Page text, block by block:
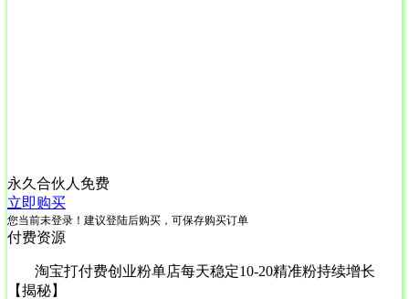
永久合伙人 免费
立即购买
您当前未登录！建议登陆后购买，可保存购买订单
付费资源
淘宝打付费创业粉单店每天稳定10-20精准粉持续增长
【揭秘】